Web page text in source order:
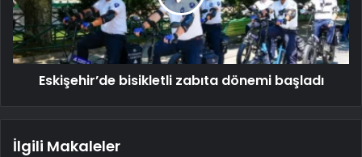
Eskişehir’de bisikletli zabıta dönemi başladı
İlgili Makaleler